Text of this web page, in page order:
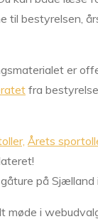
til bestyrelsen,
er
fra
Årets
på Sjælland i
møde i